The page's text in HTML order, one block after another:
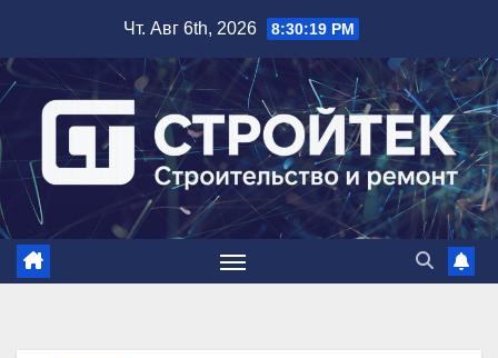
содержимому
Чт. Авг 6th, 2026 8:30:20 PM